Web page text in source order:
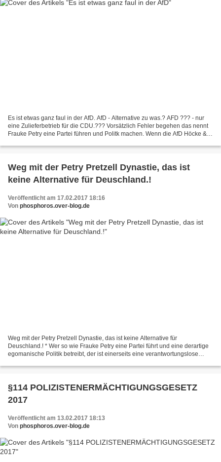
Es ist etwas ganz faul in der AfD. AfD - Alternative zu was.? AFD ??? - nur
eine Zulieferbetrieb für die CDU.??? Vorsätzlich Fehler begehen das nennt
Frauke Petry eine Partei führen und Politk machen. Wenn die AfD Höcke &
Weg mit der Petry Pretzell Dynastie, das ist
keine Alternative für Deuschland.!
Veröffentlicht am 17.02.2017 18:16
Von phosphoros.over-blog.de
Weg mit der Petry Pretzell Dynastie, das ist keine Alternative für
Deuschland.! * Wer so wie Frauke Petry eine Partei führt und eine derartige
egomanische Politik betreibt, der ist einerseits eine verantwortungslose
§114 POLIZISTENERMÄCHTIGUNGSGESETZ
2017
Veröffentlicht am 13.02.2017 18:13
Von phosphoros.over-blog.de